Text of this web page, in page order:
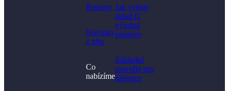
Reporty
Novinky
z trhu
Co
nabízíme
Jak vybrat
sklad či
výrobní
prostory​
Základní
pravidla pro
nájemce